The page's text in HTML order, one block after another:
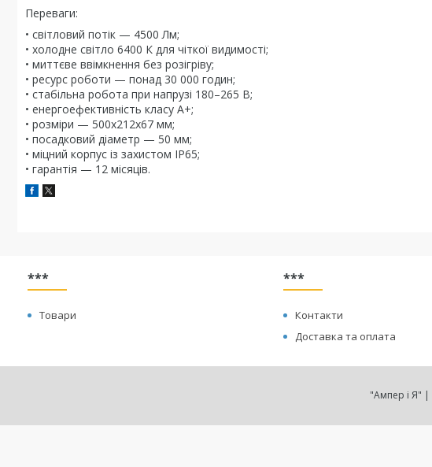
Переваги:
• світловий потік — 4500 Лм;
• холодне світло 6400 К для чіткої видимості;
• миттєве ввімкнення без розігріву;
• ресурс роботи — понад 30 000 годин;
• стабільна робота при напрузі 180–265 В;
• енергоефективність класу A+;
• розміри — 500х212х67 мм;
• посадковий діаметр — 50 мм;
• міцний корпус із захистом IP65;
• гарантія — 12 місяців.
***
Товари
***
Контакти
Доставка та оплата
"Ампер і Я" |